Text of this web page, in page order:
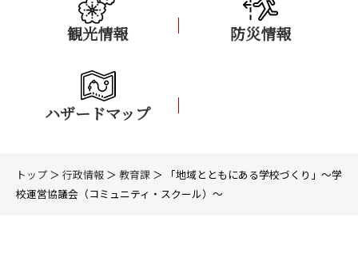
観光情報 防災情報
ハザードマップ
トップ ＞ 行政情報 ＞ 教育課 ＞ 「地域とともにある学校づくり」～学
校運営協議会（コミュニティ・スクール）～